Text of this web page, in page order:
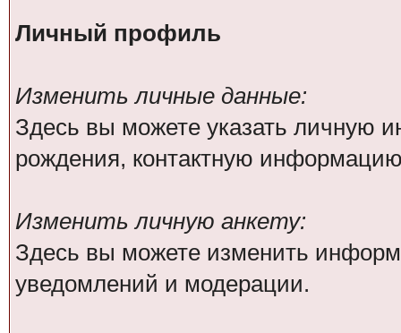
Личный профиль
Изменить личные данные:
Здесь вы можете указать личную
рождения, контактную
Изменить личную анкету:
Здесь вы можете изменить
уведомлений и модерации.